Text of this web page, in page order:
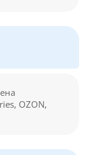
OZON,